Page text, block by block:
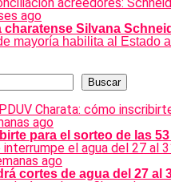
ago
charatense Silvana
mayoría habilita al Estado
Buscar
ago
para el sorteo de las
ago
cortes de agua del 27 al